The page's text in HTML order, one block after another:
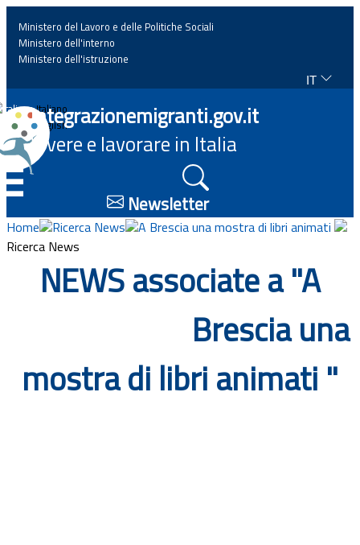
Home
News
Approfondimenti
Eventi
Normativa
Documenti
Ministero del Lavoro e delle Politiche Sociali
Ministero dell'interno
Ministero dell'istruzione
IT
Italiano
English
Integrazionemigranti.gov.it
Vivere e lavorare in Italia
Newsletter
Home Ricerca News
A Brescia una mostra di libri animati
Ricerca News
NEWS associate a "A
Brescia una
mostra di libri animati "